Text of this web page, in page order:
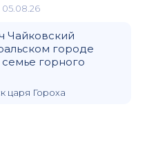
05.08.26
Чайковский
городе
горного
царя Гороха